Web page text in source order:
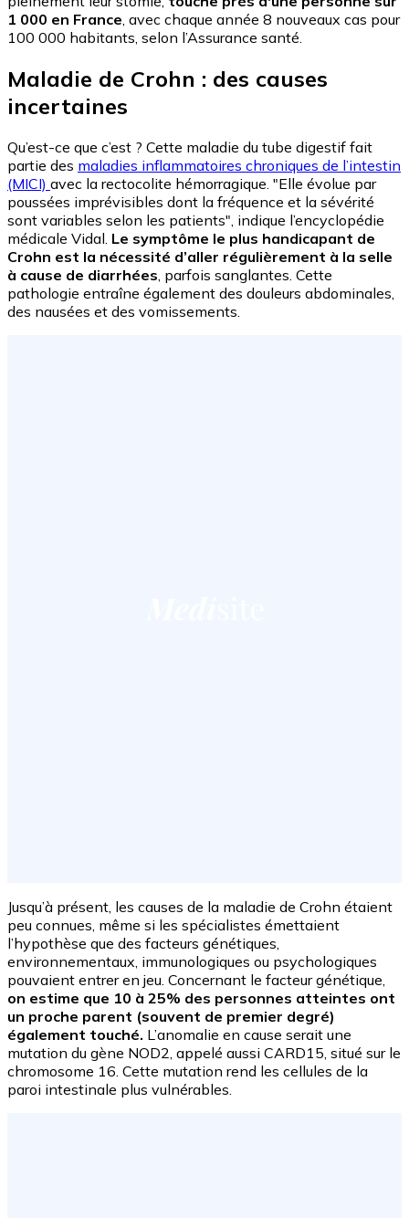
1 000 en France, avec chaque année 8 nouveaux cas pour
100 000 habitants, selon l’Assurance santé.
Maladie de Crohn : des causes
incertaines
Qu’est-ce que c’est ? Cette maladie du tube digestif fait
partie des maladies inflammatoires chroniques de l’intestin
(MICI) avec la rectocolite hémorragique. "Elle évolue par
poussées imprévisibles dont la fréquence et la sévérité
sont variables selon les patients", indique l’encyclopédie
médicale Vidal. Le symptôme le plus handicapant de
Crohn est la nécessité d’aller régulièrement à la selle
à cause de diarrhées, parfois sanglantes. Cette
pathologie entraîne également des douleurs abdominales,
des nausées et des vomissements.
Jusqu’à présent, les causes de la maladie de Crohn étaient
peu connues, même si les spécialistes émettaient
l’hypothèse que des facteurs génétiques,
environnementaux, immunologiques ou psychologiques
pouvaient entrer en jeu. Concernant le facteur génétique,
on estime que 10 à 25% des personnes atteintes ont
un proche parent (souvent de premier degré)
également touché. L’anomalie en cause serait une
mutation du gène NOD2, appelé aussi CARD15, situé sur le
chromosome 16. Cette mutation rend les cellules de la
paroi intestinale plus vulnérables.